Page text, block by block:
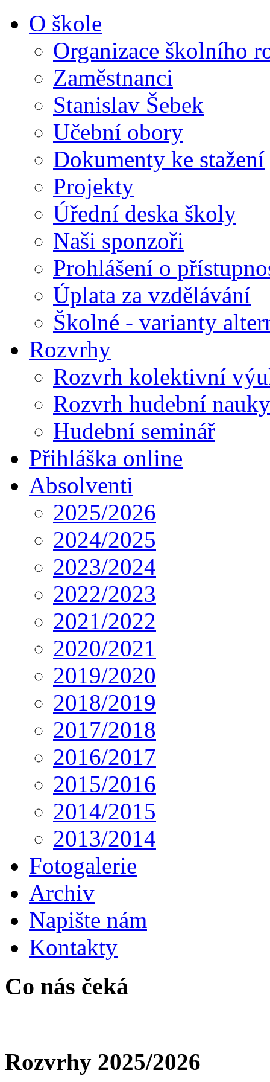
O škole
Organizace školního
Zaměstnanci
Stanislav Šebek
Učební obory
Dokumenty ke stažení
Projekty
Úřední deska školy
Naši sponzoři
Prohlášení o
Úplata za vzdělávání
Školné - varianty
Rozvrhy
Rozvrh kolektivní
Rozvrh hudební
Hudební seminář
Přihláška online
Absolventi
2025/2026
2024/2025
2023/2024
2022/2023
2021/2022
2020/2021
2019/2020
2018/2019
2017/2018
2016/2017
2015/2016
2014/2015
2013/2014
Fotogalerie
Archiv
Napište nám
Kontakty
Co nás čeká
Rozvrhy 2025/2026